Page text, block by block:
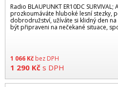
Radio BLAUPUNKT ER10DC
prozkoumáváte hluboké lesní stezky,
dobrodružství, užíváte si klidný den
být připraveni na nečekané situace,
1 066 Kč bez DPH
1 290 Kč s DPH